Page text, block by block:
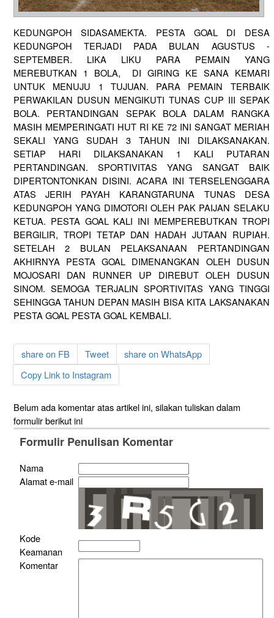
KEDUNGPOH SIDASAMEKTA. PESTA GOAL DI DESA
KEDUNGPOH TERJADI PADA BULAN AGUSTUS -
SEPTEMBER. LIKA LIKU PARA PEMAIN YANG
MEREBUTKAN 1 BOLA, DI GIRING KE SANA KEMARI
UNTUK MENUJU 1 TUJUAN. PARA PEMAIN TERBAIK
PERWAKILAN DUSUN MENGIKUTI TUNAS CUP III SEPAK
BOLA. PERTANDINGAN SEPAK BOLA DALAM RANGKA
MASIH MEMPERINGATI HUT RI KE 72 INI SANGAT MERIAH
SEKALI YANG SUDAH 3 TAHUN INI DILAKSANAKAN.
SETIAP HARI DILAKSANAKAN 1 KALI PUTARAN
PERTANDINGAN. SPORTIVITAS YANG SANGAT BAIK
DIPERTONTONKAN DISINI. ACARA INI TERSELENGGARA
ATAS JERIH PAYAH KARANGTARUNA TUNAS DESA
KEDUNGPOH YANG DIMOTORI OLEH PAK PAIJAN SELAKU
KETUA. PESTA GOAL KALI INI MEMPEREBUTKAN TROPI
BERGILIR, TROPI TETAP DAN HADAH JUTAAN RUPIAH.
SETELAH 2 BULAN PELAKSANAAN PERTANDINGAN
AKHIRNYA PESTA GOAL DIMENANGKAN OLEH DUSUN
MOJOSARI DAN RUNNER UP DIREBUT OLEH DUSUN
SINOM. SEMOGA TERJALIN SPORTIVITAS YANG TINGGI
SEHINGGA TAHUN DEPAN MASIH BISA KITA LAKSANAKAN
PESTA GOAL PESTA GOAL KEMBALI.
share on FB Tweet
share on WhatsApp
Copy Link to Instagram
Belum ada komentar atas artikel ini, silakan tuliskan dalam
formulir berikut ini
Formulir Penulisan Komentar
Nama
Alamat e-mail
Kode
Keamanan
Komentar